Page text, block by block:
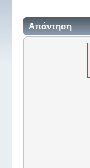
Απάντηση